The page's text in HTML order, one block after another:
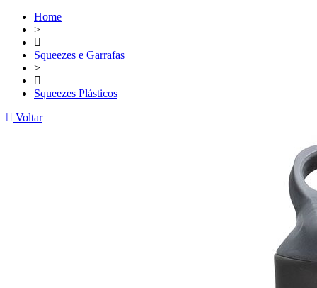
Home
>
Squeezes e Garrafas
>
Squeezes Plásticos
Voltar